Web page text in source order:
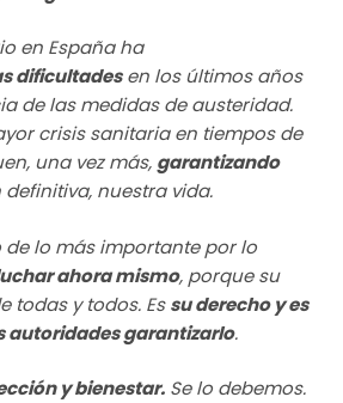
en España ha
dificultadesen los últimos años
de las medidas de austeridad.
crisis sanitaria en tiempos de
una vez más, garantizando
definitiva, nuestra vida.
de lo más importante por lo
ahora mismo, porque su
todas y todos. Essu derecho y es
autoridades garantizarlo.
y bienestar. Se lo debemos.